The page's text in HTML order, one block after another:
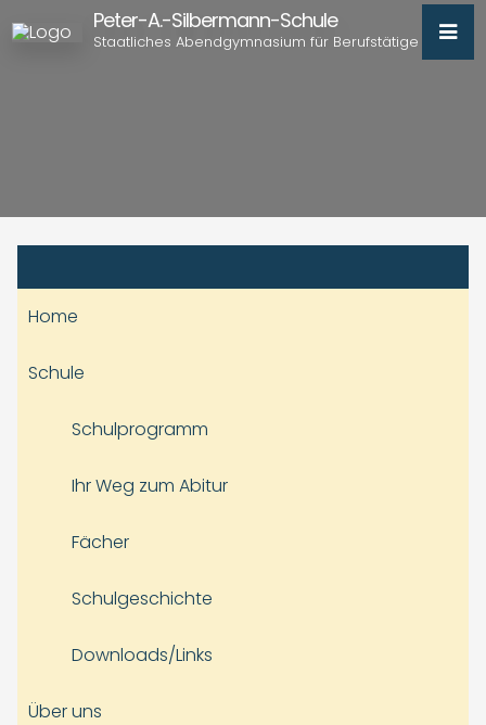
Peter-A.-Silbermann-Schule
Staatliches Abendgymnasium für Berufstätige
Home
Schule
Schulprogramm
Ihr Weg zum Abitur
Fächer
Schulgeschichte
Downloads/Links
Über uns